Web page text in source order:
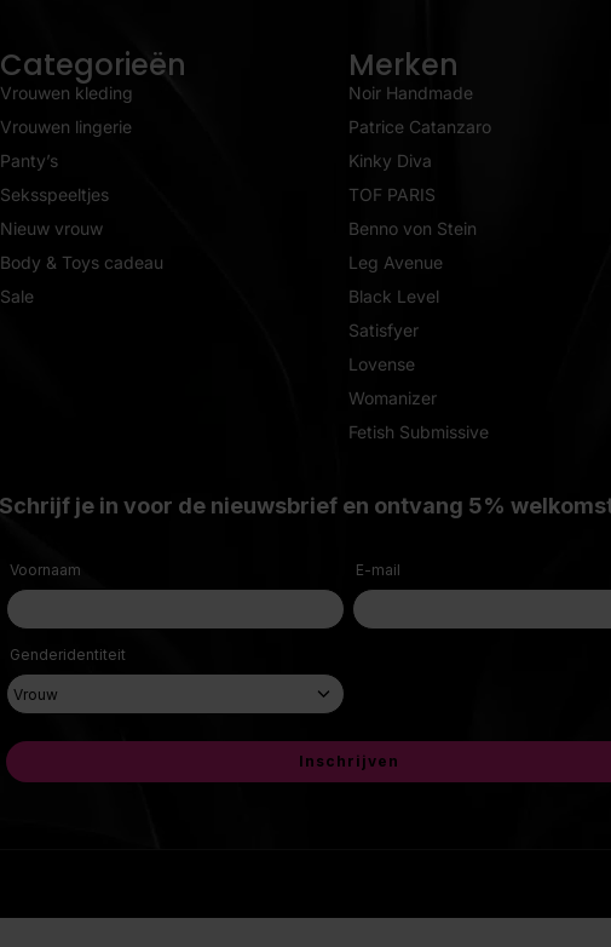
Categorieën
Vrouwen kleding
Vrouwen lingerie
Panty’s
Seksspeeltjes
Nieuw vrouw
Body & Toys cadeau
Sale
Merken
Noir Handmade
Patrice Catanzaro
Kinky Diva
TOF PARIS
Benno von Stein
Leg Avenue
Black Level
Satisfyer
Lovense
Womanizer
Fetish Submissive